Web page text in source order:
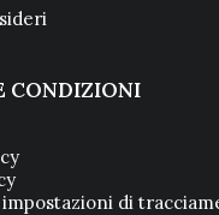
CONDIZIONI
di